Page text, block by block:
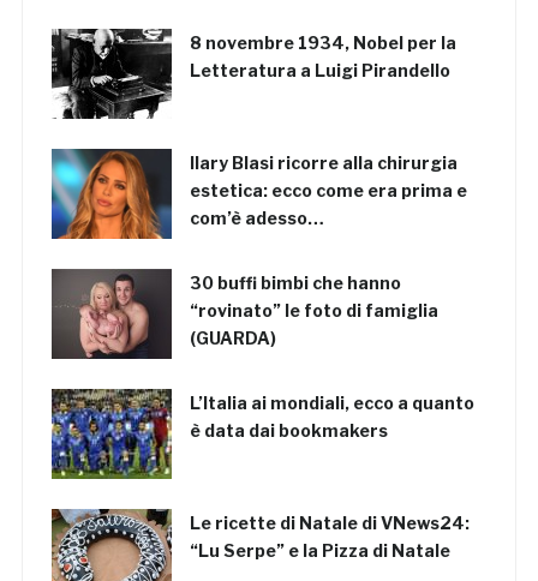
8 novembre 1934, Nobel per la
Letteratura a Luigi Pirandello
Ilary Blasi ricorre alla chirurgia
estetica: ecco come era prima e
com’è adesso…
30 buffi bimbi che hanno
“rovinato” le foto di famiglia
(GUARDA)
L’Italia ai mondiali, ecco a quanto
è data dai bookmakers
Le ricette di Natale di VNews24:
“Lu Serpe” e la Pizza di Natale